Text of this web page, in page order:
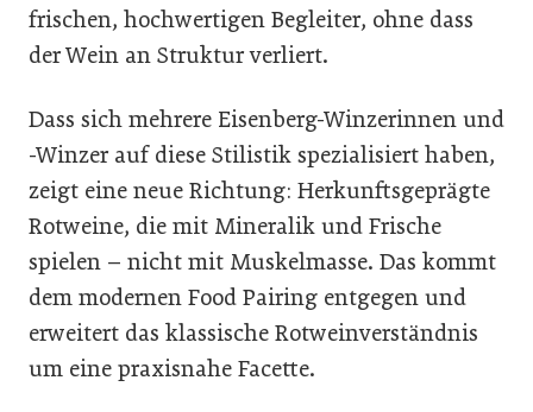
frischen, hochwertigen Begleiter, ohne dass
der Wein an Struktur verliert.
Dass sich mehrere Eisenberg-Winzerinnen und
-Winzer auf diese Stilistik spezialisiert haben,
zeigt eine neue Richtung: Herkunftsgeprägte
Rotweine, die mit Mineralik und Frische
spielen – nicht mit Muskelmasse. Das kommt
dem modernen Food Pairing entgegen und
erweitert das klassische Rotweinverständnis
um eine praxisnahe Facette.